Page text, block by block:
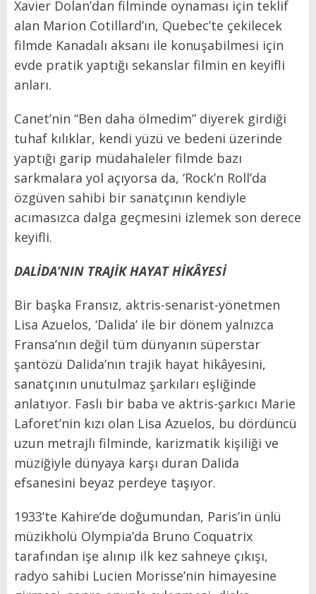
Xavier Dolan’dan filminde oynaması için teklif
alan Marion Cotillard’ın, Quebec’te çekilecek
filmde Kanadalı aksanı ile konuşabilmesi için
evde pratik yaptığı sekanslar filmin en keyifli
anları.
Canet’nin “Ben daha ölmedim” diyerek girdiği
tuhaf kılıklar, kendi yüzü ve bedeni üzerinde
yaptığı garip müdahaleler filmde bazı
sarkmalara yol açıyorsa da, ‘Rock’n Roll’da
özgüven sahibi bir sanatçının kendiyle
acımasızca dalga geçmesini izlemek son derece
keyifli.
DALİDA’NIN TRAJİK HAYAT HİKÂYESİ
Bir başka Fransız, aktris-senarist-yönetmen
Lisa Azuelos, ‘Dalida’ ile bir dönem yalnızca
Fransa’nın değil tüm dünyanın süperstar
şantözü Dalida’nın trajik hayat hikâyesini,
sanatçının unutulmaz şarkıları eşliğinde
anlatıyor. Faslı bir baba ve aktris-şarkıcı Marie
Laforet’nin kızı olan Lisa Azuelos, bu dördüncü
uzun metrajlı filminde, karizmatik kişiliği ve
müziğiyle dünyaya karşı duran Dalida
efsanesini beyaz perdeye taşıyor.
1933’te Kahire’de doğumundan, Paris’in ünlü
müzikholü Olympia’da Bruno Coquatrix
tarafından işe alınıp ilk kez sahneye çıkışı,
radyo sahibi Lucien Morisse’nin himayesine